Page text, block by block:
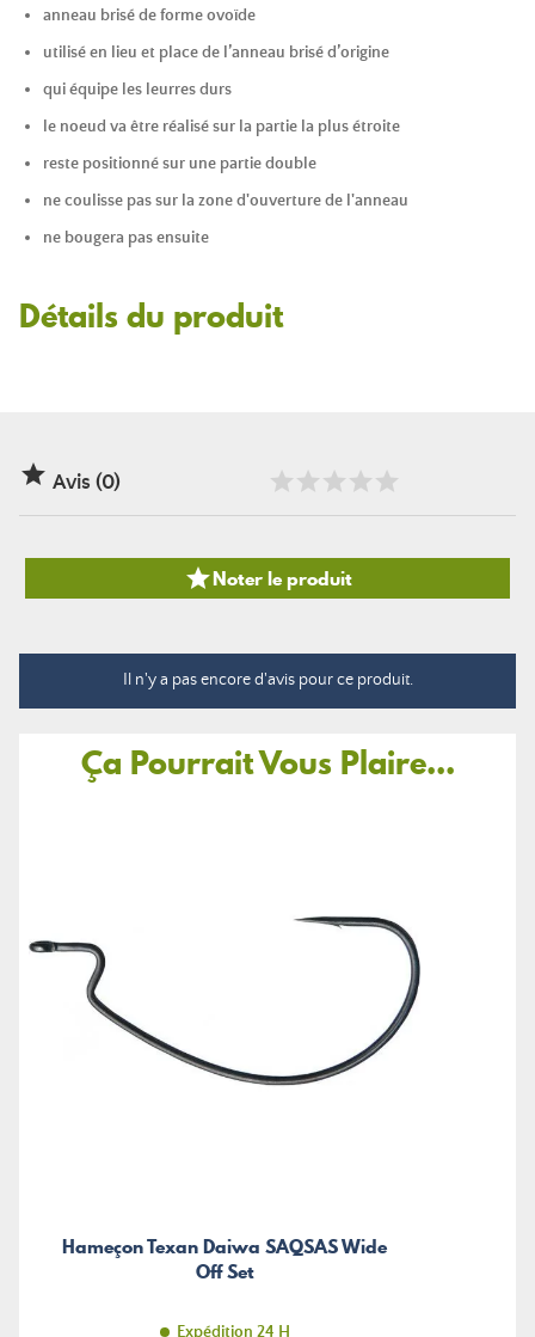
anneau brisé de forme ovoïde
utilisé en lieu et place de l’anneau brisé d’origine
qui équipe les leurres durs
le noeud va être réalisé sur la partie la plus étroite
reste positionné sur une partie double
ne coulisse pas sur la zone d'ouverture de l'anneau
ne bougera pas ensuite
Détails du produit
 Avis (0)
Noter le produit
Il n'y a pas encore d'avis pour ce produit.
Ça Pourrait Vous Plaire...
Hameçon Texan Daiwa SAQSAS Wide
Off Set
Expédition 24 H